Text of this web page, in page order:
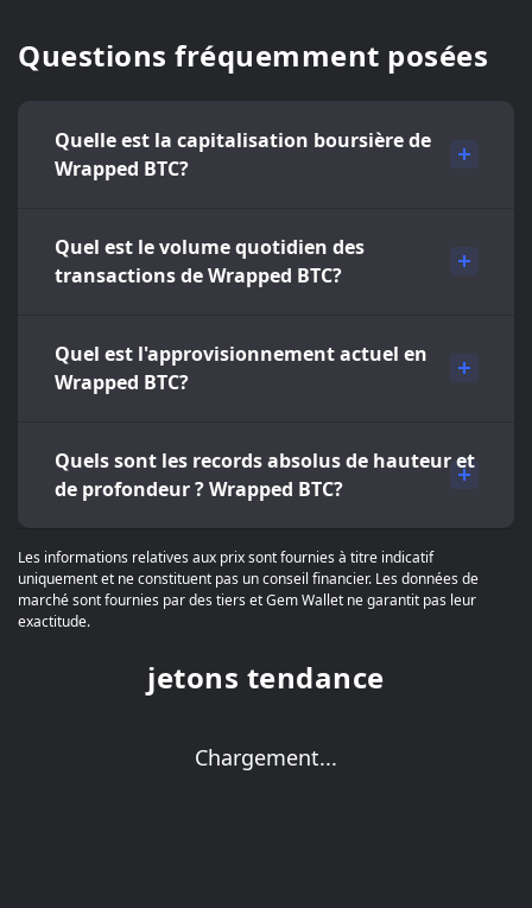
Questions fréquemment posées
Quelle est la capitalisation boursière de
Wrapped BTC?
Quel est le volume quotidien des
transactions de Wrapped BTC?
Quel est l'approvisionnement actuel en
Wrapped BTC?
Quels sont les records absolus de hauteur et
de profondeur ? Wrapped BTC?
Les informations relatives aux prix sont fournies à titre indicatif
uniquement et ne constituent pas un conseil financier. Les données de
marché sont fournies par des tiers et Gem Wallet ne garantit pas leur
exactitude.
jetons tendance
Chargement...